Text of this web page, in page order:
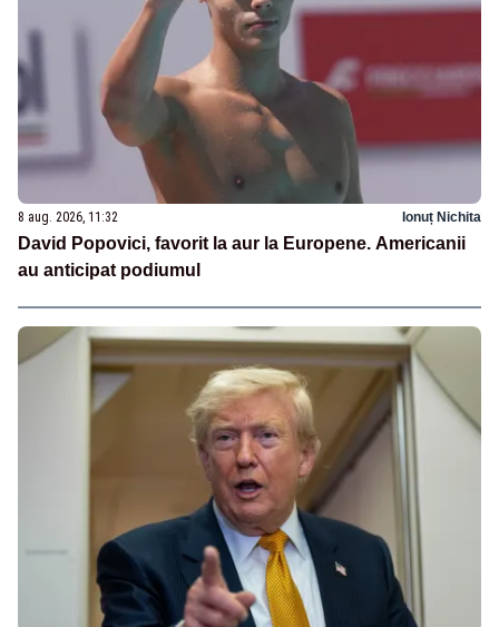
8 aug. 2026, 11:32 Ionuț Nichita
David Popovici, favorit la aur la Europene. Americanii
au anticipat podiumul